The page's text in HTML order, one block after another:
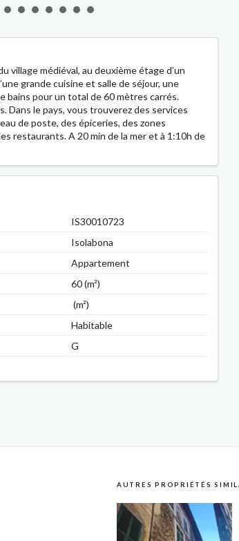
village médiéval, au deuxième étage d’un
grande cuisine et salle de séjour, une
bains pour un total de 60 mètres carrés.
Dans le pays, vous trouverez des services
de poste, des épiceries, des zones
restaurants. A 20 min de la mer et à 1:10h de
IS30010723
Isolabona
Appartement
60 (m²)
(m²)
Habitable
G
AUTRES PROPRIÉTÉS